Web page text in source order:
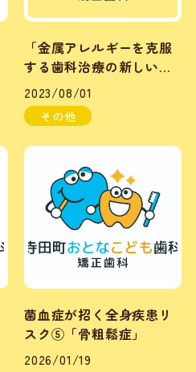
「金属アレルギーを克服
する歯科治療の新しい選
択肢」
2023/08/01
その他
菌血症が招く全身疾患リ
スク⑤「骨粗鬆症」
2026/01/19